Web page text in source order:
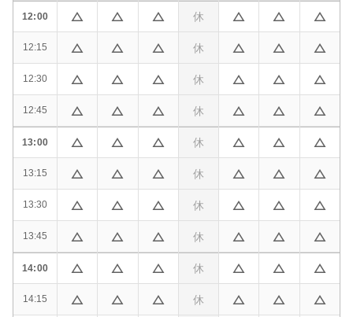
12:00
12:15
12:30
12:45
13:00
13:15
13:30
13:45
14:00
14:15
休
休
休
休
休
休
休
休
休
休